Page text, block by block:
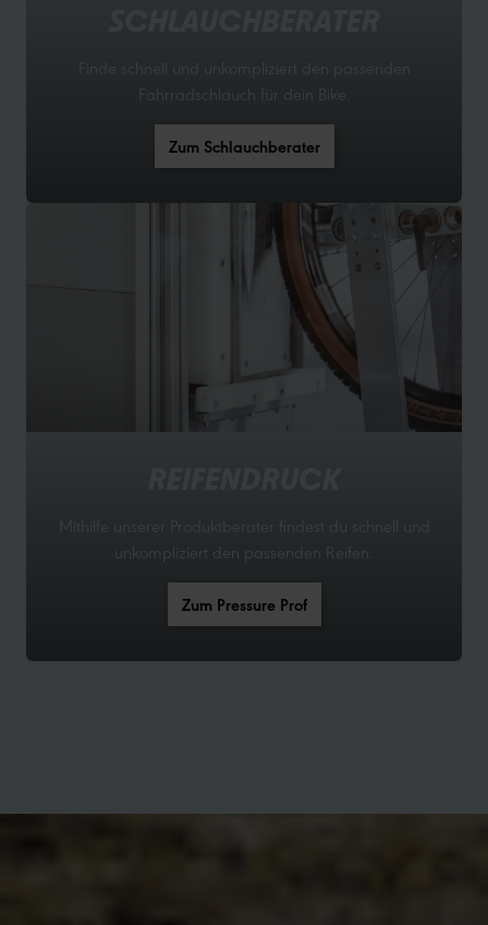
Fahrradschlauch für dein Bike.
Zum Schlauchberater
unkompliziert den passenden Reifen.
Zum Pressure Prof